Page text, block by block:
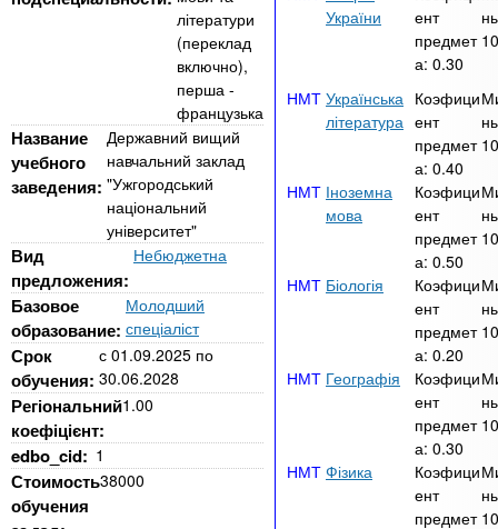
n
f
o
літератури
(переклад
включно),
перша -
французька
Название
учебного
заведения:
Державний вищий
навчальний заклад
"Ужгородський
національний
університет"
Вид
предложения:
Небюджетна
Базовое
образование:
Молодший
спеціаліст
Срок
обучения:
с 01.09.2025 по
30.06.2028
Регіональний
коефіцієнт:
1.00
edbo_cid: 1
Стоимость
обучения
38000
України
ент
предмет
а: 0.30
Українська
література
Коэфици
ент
предмет
а: 0.40
Іноземна
мова
Коэфици
ент
предмет
а: 0.50
Біологія
Коэфици
ент
предмет
а: 0.20
Географія
Коэфици
ент
предмет
а: 0.30
Фізика
Коэфици
ент
предмет